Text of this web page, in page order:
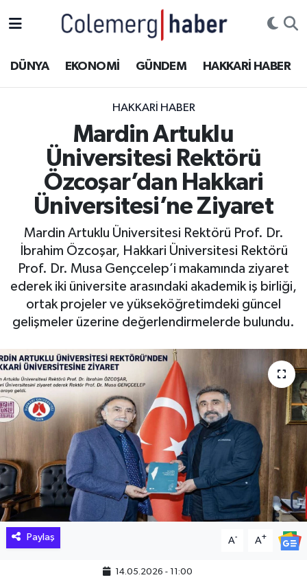
DÜNYA EKONOMİ GÜNDEM HAKKARİ HABER
HAKKARI HABER
Mardin Artuklu
Üniversitesi Rektörü
Özcoşar’dan Hakkari
Üniversitesi’ne Ziyaret
Mardin Artuklu Üniversitesi Rektörü Prof. Dr.
İbrahim Özcoşar, Hakkari Üniversitesi Rektörü
Prof. Dr. Musa Gençcelep’i makamında ziyaret
ederek iki üniversite arasındaki akademik iş birliği,
ortak projeler ve yükseköğretimdeki güncel
gelişmeler üzerine değerlendirmelerde bulundu.
Paylaş A- A+
14.05.2026 - 11:00
ASAYİŞ
DOĞA
DÜNYA
EĞİTİM
EKONOMİ
GÜNDEM
Hakkari Haber
İLGİNÇ HABERLER
KADIN
KÜLTÜR SANAT
MAGAZİN
MAKALE
POLİTİKA
Hakkâri Hava Durumu
Hakkari Namaz Vakitleri
Hakkâri Trafik Yoğunluk Haritası
Süper Lig Puan Durumu ve Fikstür
Tüm Manşetler
Son Dakika Haberleri
Haber Arşivi